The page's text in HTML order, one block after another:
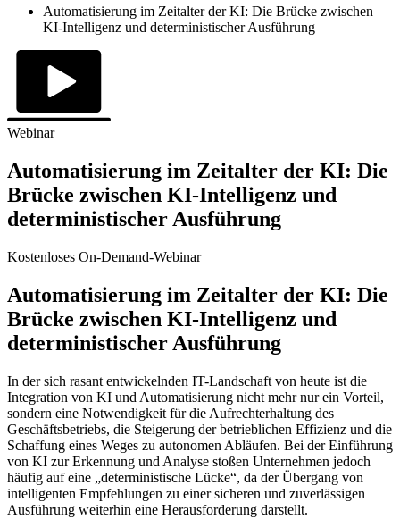
Automatisierung im Zeitalter der KI: Die Brücke zwischen
KI-Intelligenz und deterministischer Ausführung
Webinar
Automatisierung im Zeitalter der KI: Die
Brücke zwischen KI-Intelligenz und
deterministischer Ausführung
Kostenloses On-Demand-Webinar
Automatisierung im Zeitalter der KI: Die
Brücke zwischen KI-Intelligenz und
deterministischer Ausführung
In der sich rasant entwickelnden IT-Landschaft von heute ist die
Integration von KI und Automatisierung nicht mehr nur ein Vorteil,
sondern eine Notwendigkeit für die Aufrechterhaltung des
Geschäftsbetriebs, die Steigerung der betrieblichen Effizienz und die
Schaffung eines Weges zu autonomen Abläufen. Bei der Einführung
von KI zur Erkennung und Analyse stoßen Unternehmen jedoch
häufig auf eine „deterministische Lücke“, da der Übergang von
intelligenten Empfehlungen zu einer sicheren und zuverlässigen
Ausführung weiterhin eine Herausforderung darstellt.